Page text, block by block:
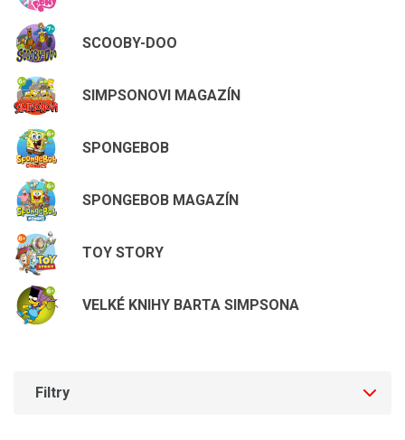
SCOOBY-DOO
SIMPSONOVI MAGAZÍN
SPONGEBOB
SPONGEBOB MAGAZÍN
TOY STORY
VELKÉ KNIHY BARTA SIMPSONA
Filtry